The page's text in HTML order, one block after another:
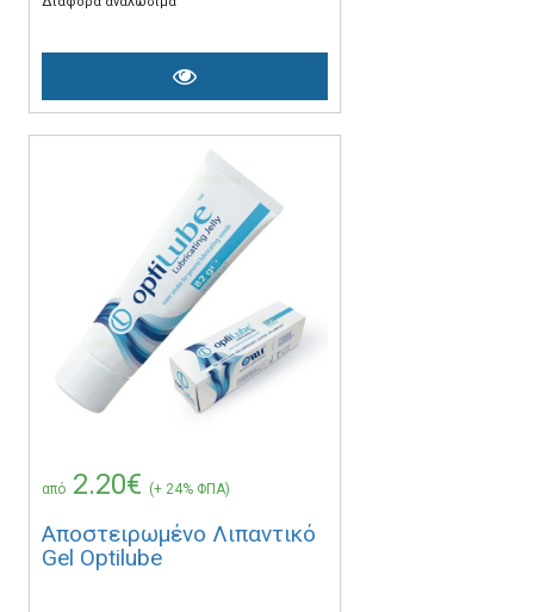
από 2.20€ (+ 24% ΦΠΑ)
Αποστειρωμένο Λιπαντικό
Gel Optilube